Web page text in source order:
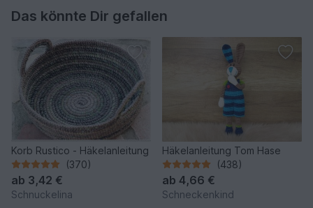
Das könnte Dir gefallen
Korb Rustico - Häkelanleitung
(370)
ab 3,42 €
Schnuckelina
Häkelanleitung Tom Hase
(438)
ab 4,66 €
Schneckenkind